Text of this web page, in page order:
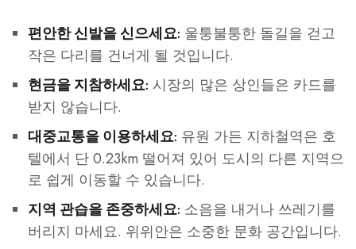
편안한 신발을 신으세요: 울퉁불퉁한 돌길을 걷고
작은 다리를 건너게 될 것입니다.
현금을 지참하세요: 시장의 많은 상인들은 카드를
받지 않습니다.
대중교통을 이용하세요: 유원 가든 지하철역은 호
텔에서 단 0.23km 떨어져 있어 도시의 다른 지역으
로 쉽게 이동할 수 있습니다.
지역 관습을 존중하세요: 소음을 내거나 쓰레기를
버리지 마세요. 위위안은 소중한 문화 공간입니다.